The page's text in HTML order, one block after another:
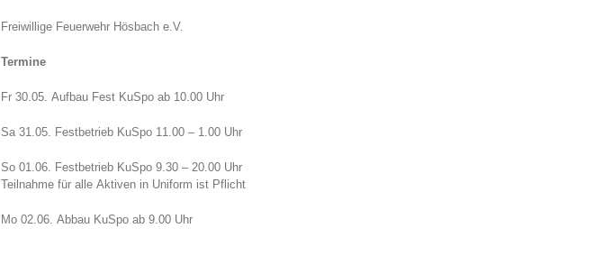
Freiwillige Feuerwehr Hösbach e.V.
Termine
Fr 30.05. Aufbau Fest KuSpo ab 10.00 Uhr
Sa 31.05. Festbetrieb KuSpo 11.00 – 1.00 Uhr
So 01.06. Festbetrieb KuSpo 9.30 – 20.00 Uhr
Teilnahme für alle Aktiven in Uniform ist Pflicht
Mo 02.06. Abbau KuSpo ab 9.00 Uhr